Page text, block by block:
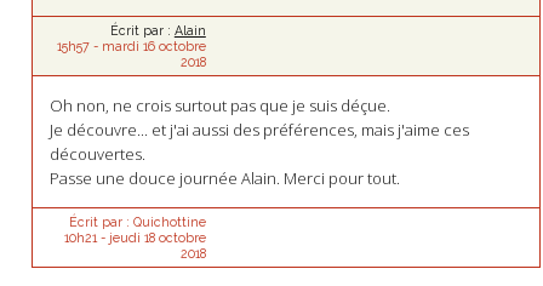
Écrit par : Alain
15h57- mardi 16 octobre
2018
Oh non, ne crois surtout pas que je suis déçue.
Je découvre... et j'ai aussi des préférences, mais j'aime ces
découvertes.
Passe une douce journée Alain. Merci pour tout.
Écrit par : Quichottine
10h21 - jeudi 18 octobre
2018